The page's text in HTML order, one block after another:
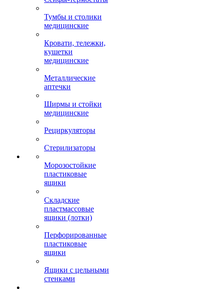
Тумбы и столики
медицинские
Кровати, тележки,
кушетки
медицинские
Металлические
аптечки
Ширмы и стойки
медицинские
Рециркуляторы
Стерилизаторы
Морозостойкие
пластиковые
ящики
Складские
пластмассовые
ящики (лотки)
Перфорированные
пластиковые
ящики
Ящики с цельными
стенками